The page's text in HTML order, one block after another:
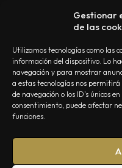
Gestionar
de las
Utilizamos tecnologías como las
información del dispositivo. Lo
navegación y para mostrar
a estas tecnologías nos
de navegación o los ID's únicos
consentimiento, puede afectar
funciones.
NOSOTROS CONTACTO